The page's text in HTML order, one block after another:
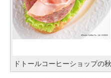
ドトールコーヒーショップの